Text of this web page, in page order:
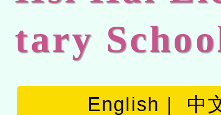
tary
English 中